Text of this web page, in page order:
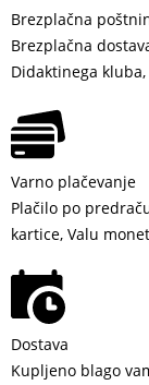
Brezplačna
Brezplačna
Didaktinega kluba,
Varno plačevanje
Plačilo po
kartice, Valu
Dostava
Kupljeno blago